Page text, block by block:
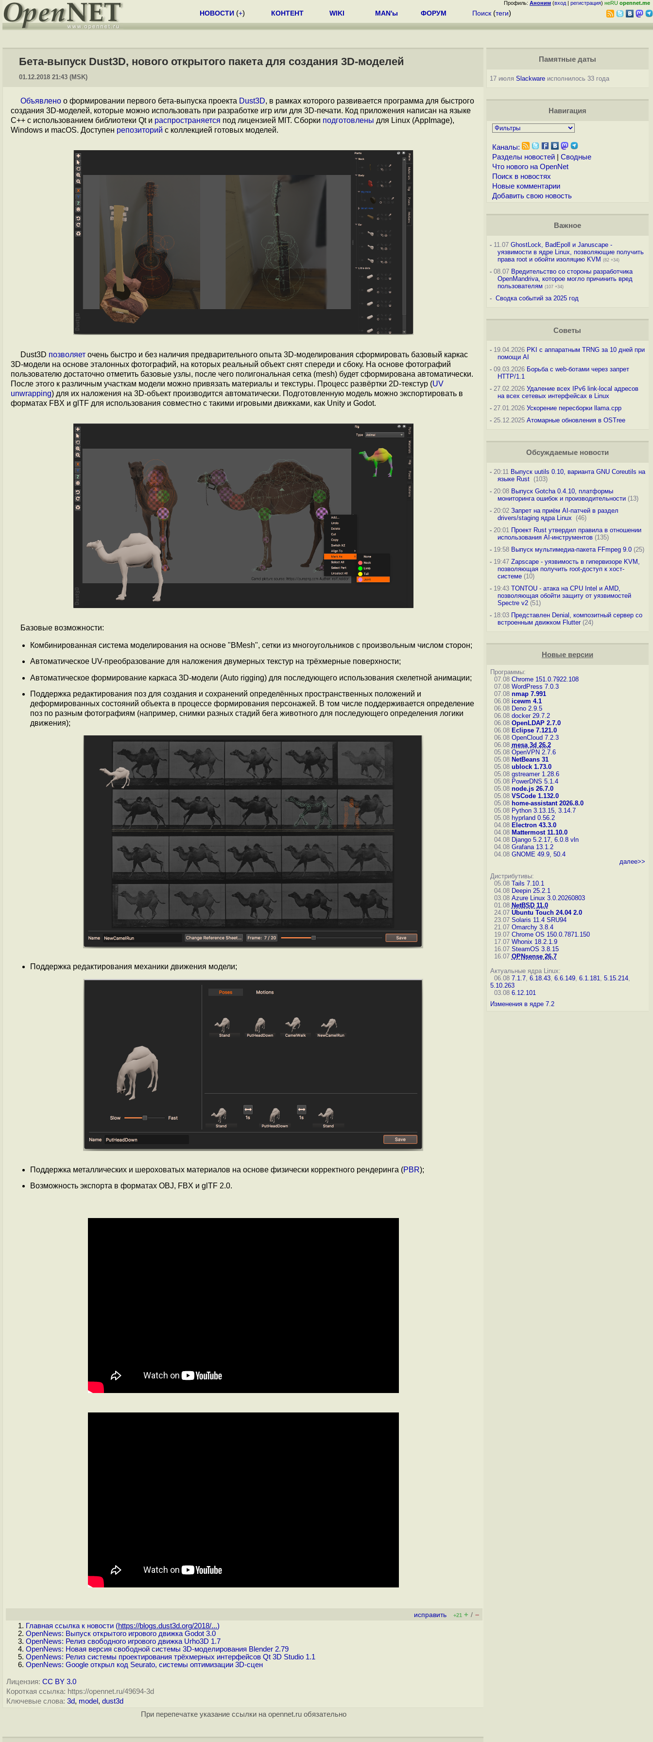
Профиль: Аноним (вход | регистрация) неRU opennet.me
НОВОСТИ (+) КОНТЕНТ WIKI MAN'ы ФОРУМ Поиск (теги)
Бета-выпуск Dust3D, нового открытого пакета для создания 3D-моделей
01.12.2018 21:43 (MSK)
Объявлено о формировании первого бета-выпуска проекта Dust3D, в рамках которого развивается программа для быстрого
создания 3D-моделей, которые можно использовать при разработке игр или для 3D-печати. Код приложения написан на языке
С++ с использованием библиотеки Qt и распространяется под лицензией MIT. Сборки подготовлены для Linux (AppImage),
Windows и macOS. Доступен репозиторий с коллекцией готовых моделей.
Dust3D позволяет очень быстро и без наличия предварительного опыта 3D-моделирования сформировать базовый каркас
3D-модели на основе эталонных фотографий, на которых реальный объект снят спереди и сбоку. На основе фотографий
пользователю достаточно отметить базовые узлы, после чего полигональная сетка (mesh) будет сформирована автоматически.
После этого к различным участкам модели можно привязать материалы и текстуры. Процесс развёртки 2D-текстур (UV
unwrapping) для их наложения на 3D-объект производится автоматически. Подготовленную модель можно экспортировать в
форматах FBX и glTF для использования совместно с такими игровыми движками, как Unity и Godot.
Базовые возможности:
Комбинированная система моделирования на основе "BMesh", сетки из многоугольников с произвольным числом сторон;
Автоматическое UV-преобразование для наложения двумерных текстур на трёхмерные поверхности;
Автоматическое формирование каркаса 3D-модели (Auto rigging) для последующего использования скелетной анимации;
Поддержка редактирования поз для создания и сохранений определённых пространственных положений и
деформированных состояний объекта в процессе формирования персонажей. В том числе поддерживается определение
поз по разным фотографиям (например, снимки разных стадий бега животного для последующего определения логики
движения);
Поддержка редактирования механики движения модели;
Поддержка металлических и шероховатых материалов на основе физически корректного рендеринга (PBR);
Возможность экспорта в форматах OBJ, FBX и glTF 2.0.
исправить +21 + / –
Главная ссылка к новости (https://blogs.dust3d.org/2018/...)
OpenNews: Выпуск открытого игрового движка Godot 3.0
OpenNews: Релиз свободного игрового движка Urho3D 1.7
OpenNews: Новая версия свободной системы 3D-моделирования Blender 2.79
OpenNews: Релиз системы проектирования трёхмерных интерфейсов Qt 3D Studio 1.1
OpenNews: Google открыл код Seuratо, системы оптимизации 3D-сцен
Лицензия: CC BY 3.0
Короткая ссылка: https://opennet.ru/49694-3d
Ключевые слова: 3d, model , dust3d
При перепечатке указание ссылки на opennet.ru обязательно
Памятные даты
17 июля Slackwareисполнилось 33 года
Навигация
Каналы:
Разделы новостей| Сводные
Что нового на OpenNet
Поиск в новостях
Новые комментарии
Добавить свою новость
Важное
-11.07 GhostLock, BadEpoll и Januscape -
уязвимости в ядре Linux, позволяющие получить
права root и обойти изоляцию KVM (82 +34)
-08.07 Вредительство со стороны разработчика
OpenMandriva, которое могло причинить вред
пользователям (107 +34)
- Сводка событий за 2025 год
Советы
-19.04.2026 PKI с аппаратным TRNG за 10 дней при
помощи AI
-09.03.2026 Борьба с web-ботами через запрет
HTTP/1.1
-27.02.2026 Удаление всех IPv6 link-local адресов
на всех сетевых интерфейсах в Linux
-27.01.2026 Ускорение пересборки llama.cpp
-25.12.2025 Атомарные обновления в OSTree
Обсуждаемые новости
-20:11 Выпуск uutils 0.10, варианта GNU Coreutils на
языке Rust (103)
-20:08 Выпуск Gotcha 0.4.10, платформы
мониторинга ошибок и производительности(13)
-20:02 Запрет на приём AI-патчей в раздел
drivers/staging ядра Linux
(46)
-20:01 Проект Rust утвердил правила в отношении
использования AI-инструментов(135)
-19:58 Выпуск мультимедиа-пакета FFmpeg 9.0(25)
-19:47 Zapscape - уязвимость в гипервизоре KVM,
позволяющая получить root-доступ к хост-
системе(10)
-19:43 TONTOU - атака на CPU Intel и AMD,
позволяющая обойти защиту от уязвимостей
Spectre v2(51)
-18:03 Представлен Denial, композитный сервер со
встроенным движком Flutter(24)
Новые версии
Программы:
07.08 Chrome 151.0.7922.108
07.08 WordPress 7.0.3
07.08 nmap 7.991
06.08 icewm 4.1
06.08 Deno 2.9.5
06.08 docker 29.7.2
06.08 OpenLDAP 2.7.0
06.08 Eclipse 7.121.0
06.08 OpenCloud 7.2.3
06.08 mesa 3d 26.2
05.08 OpenVPN 2.7.6
05.08 NetBeans 31
05.08 ublock 1.73.0
05.08 gstreamer 1.28.6
05.08 PowerDNS 5.1.4
05.08 node.js 26.7.0
05.08 VSCode 1.132.0
05.08 home-assistant 2026.8.0
05.08 Python 3.13.15, 3.14.7
05.08 hyprland 0.56.2
04.08 Electron 43.3.0
04.08 Mattermost 11.10.0
04.08 Django 5.2.17, 6.0.8 vln
04.08 Grafana 13.1.2
04.08 GNOME 49.9, 50.4
далее>>
Дистрибутивы:
05.08 Tails 7.10.1
04.08 Deepin 25.2.1
03.08 Azure Linux 3.0.20260803
01.08 NetBSD 11.0
24.07 Ubuntu Touch 24.04 2.0
23.07 Solaris 11.4 SRU94
21.07 Omarchy 3.8.4
19.07 Chrome OS 150.0.7871.150
17.07 Whonix 18.2.1.9
16.07 SteamOS 3.8.15
16.07 OPNsense 26.7
Актуальные ядра Linux:
06.08 7.1.7, 6.18.43, 6.6.149, 6.1.181, 5.15.214,
5.10.263
03.08 6.12.101
Изменения в ядре 7.2